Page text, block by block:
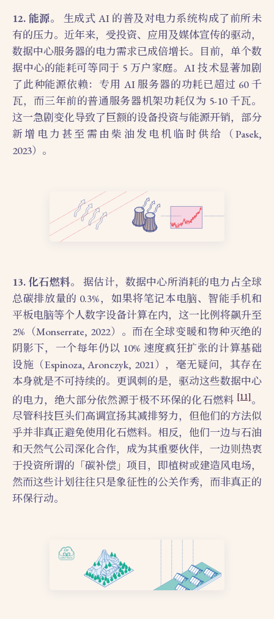
12. 能源。
生成式 AI 的普及对电力系统构成了前所未
有的压力。近年来，受投资、应用及媒体宣传的驱动，
数据中心服务器的电力需求已成倍增长。目前，单个数
据中心的能耗可等同于 5 万户家庭。AI 技术显著加剧
了此种能源依赖：专用 AI 服务器的功耗已超过 60 千
瓦，而三年前的普通服务器机架功耗仅为 5-10 千瓦。
这一急剧变化导致了巨额的设备投资与能源开销，部分
新增电力甚至需由柴油发电机临时供给（Pasek,
2023）。
13. 化石燃料。
据估计，数据中心所消耗的电力占全球
总碳排放量的 0.3%，如果将笔记本电脑、智能手机和
平板电脑等个人数字设备计算在内，这一比例将飙升至
2%（Monserrate, 2022）。而在全球变暖和物种灭绝的
阴影下，一个每年仍以 10% 速度疯狂扩张的计算基础
设施（Espinoza, Aronczyk, 2021），毫无疑问，其存在
本身就是不可持续的。更讽刺的是，驱动这些数据中心
的电力，绝大部分依然源于极不环保的化石燃料[11]。
尽管科技巨头们高调宣扬其减排努力，但他们的方法似
乎并非真正避免使用化石燃料。相反，他们一边与石油
和天然气公司深化合作，成为其重要伙伴，一边则热衷
于投资所谓的「碳补偿」项目，即植树或建造风电场，
然而这些计划往往只是象征性的公关作秀，而非真正的
环保行动。